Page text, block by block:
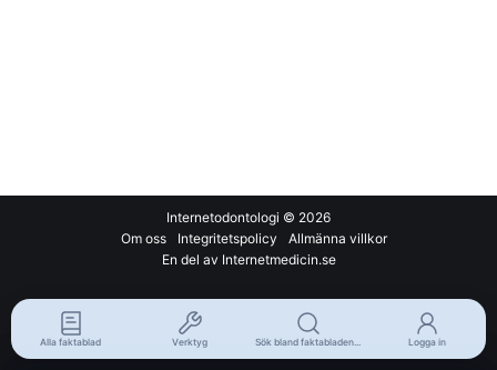
Internetodontologi © 2026
Om oss
Integritetspolicy
Allmänna villkor
En del av Internetmedicin.se
Alla faktablad Verktyg Sök bland faktabladen... Logga in